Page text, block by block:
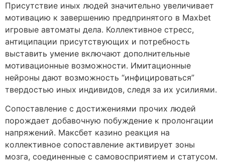
Присутствие иных людей значительно увеличивает
мотивацию к завершению предпринятого в Maxbet
игровые автоматы дела. Коллективное стресс,
антиципации присутствующих и потребность
выставить умение включают дополнительные
мотивационные возможности. Имитационные
нейроны дают возможность “инфицироваться”
твердостью иных индивидов, следя за их усилиями.
Сопоставление с достижениями прочих людей
порождает добавочную побуждение к пролонгации
напряжений. Максбет казино реакция на
коллективное сопоставление активирует зоны
мозга, соединенные с самовосприятием и статусом.